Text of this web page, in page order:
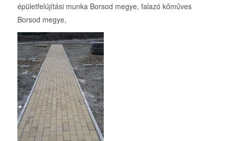
épületfelújítási munka Borsod megye, falazó kőműves
Borsod megye,